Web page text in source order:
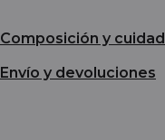
Composición y
Envío y devoluciones